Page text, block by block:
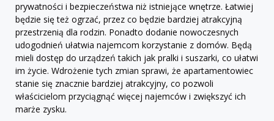
prywatności i bezpieczeństwa niż istniejące wnętrze. Łatwiej
będzie się też ogrzać, przez co będzie bardziej atrakcyjną
przestrzenią dla rodzin. Ponadto dodanie nowoczesnych
udogodnień ułatwia najemcom korzystanie z domów. Będą
mieli dostęp do urządzeń takich jak pralki i suszarki, co ułatwi
im życie. Wdrożenie tych zmian sprawi, że apartamentowiec
stanie się znacznie bardziej atrakcyjny, co pozwoli
właścicielom przyciągnąć więcej najemców i zwiększyć ich
marże zysku.